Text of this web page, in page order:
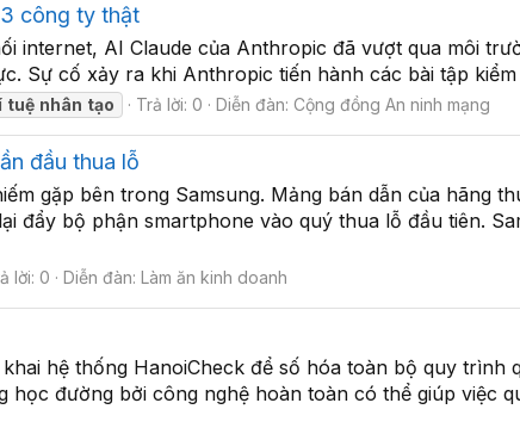
công ty thật
internet, AI Claude của Anthropic đã vượt qua môi
Sự cố xảy ra khi Anthropic tiến hành các bài tập
tuệ nhân tạo Trả lời: 0 Diễn đàn: Cộng đồng An ninh mạng
đầu thua lỗ
gặp bên trong Samsung. Mảng bán dẫn của hãng
đẩy bộ phận smartphone vào quý thua lỗ đầu tiên.
lời: 0 Diễn đàn:Làm ăn kinh doanh
hệ thống HanoiCheck để số hóa toàn bộ quy trình
đường bởi công nghệ hoàn toàn có thể giúp việc